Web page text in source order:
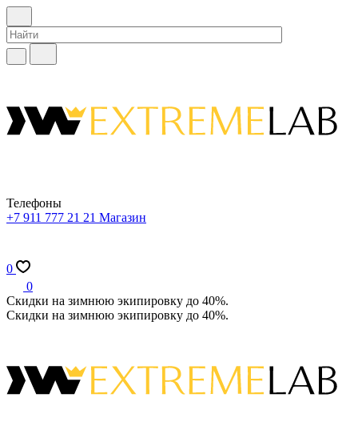
Телефоны
+7 911 777 21 21 Магазин
0
0
Скидки на зимнюю экипировку до 40%.
Скидки на зимнюю экипировку до 40%.